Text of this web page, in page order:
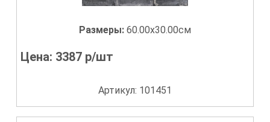
Размеры: 60.00x30.00см
Цена: 3387 р/шт
Артикул: 101451